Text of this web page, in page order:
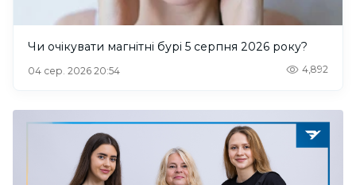
Чи очікувати магнітні бурі 5 серпня 2026 року?
04 сер. 2026 20:54 4,892